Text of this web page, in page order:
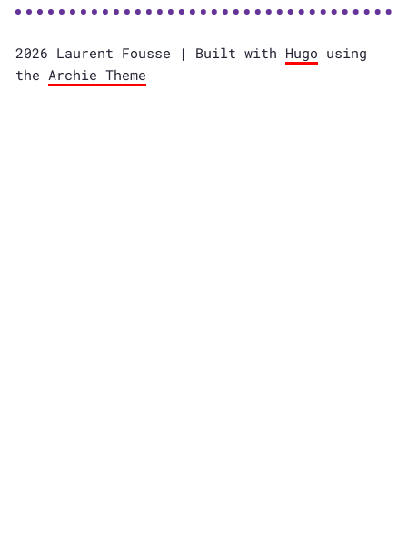
2026 Laurent Fousse | Built with Hugo using
the Archie Theme